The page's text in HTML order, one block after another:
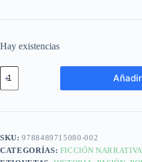
Hay existencias
SKU:9788489715080-002
CATEGORÍAS: FICCIÓN NARRATIVA